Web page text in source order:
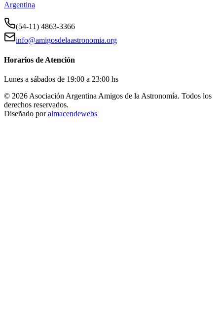
Argentina
(54-11) 4863-3366
info@amigosdelaastronomia.org
Horarios de Atención
Lunes a sábados de 19:00 a 23:00 hs
© 2026 Asociación Argentina Amigos de la Astronomía. Todos los
derechos reservados.
Diseñado por almacendewebs